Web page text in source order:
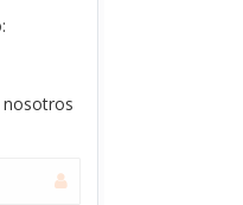
nosotros